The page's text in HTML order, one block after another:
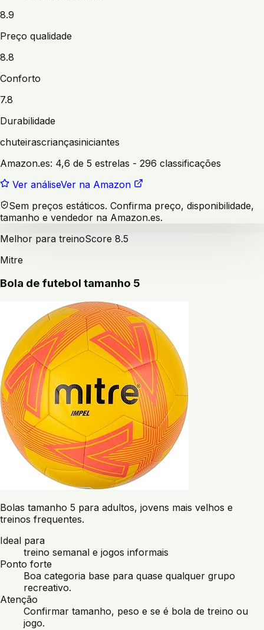
8.9
Preço qualidade
8.8
Conforto
7.8
Durabilidade
chuteirascriançasiniciantes
Amazon.es: 4,6 de 5 estrelas - 296 classificações
Ver análiseVer na Amazon
Sem preços estáticos. Confirma preço, disponibilidade,
tamanho e vendedor na Amazon.es.
Melhor para treinoScore 8.5
Mitre
Bola de futebol tamanho 5
Bolas tamanho 5 para adultos, jovens mais velhos e
treinos frequentes.
Ideal para
treino semanal e jogos informais
Ponto forte
Boa categoria base para quase qualquer grupo
recreativo.
Atenção
Confirmar tamanho, peso e se é bola de treino ou
jogo.